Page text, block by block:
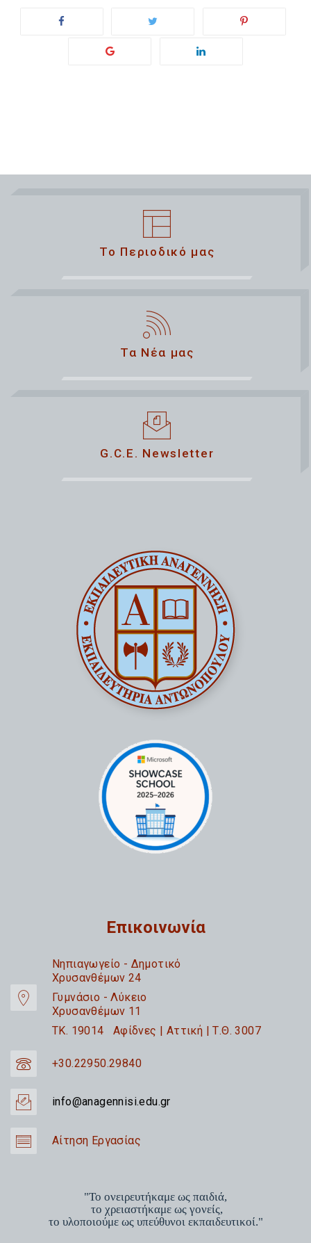
Το Περιοδικό μας
Τα Νέα μας
G.C.E. Newsletter
Επικοινωνία
Nηπιαγωγείο - Δημοτικό
Χρυσανθέμων 24
Γυμνάσιο - Λύκειο
Χρυσανθέμων 11
TK. 19014 Αφίδνες | Αττική | Τ.Θ. 3007
+30.22950.29840
info@anagennisi.edu.gr
Αίτηση Εργασίας
"Το ονειρευτήκαμε ως παιδιά,
το χρειαστήκαμε ως γονείς,
το υλοποιούμε ως υπεύθυνοι εκπαιδευτικοί."